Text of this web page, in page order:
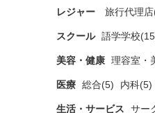
レジャー 旅行代理
スクール 語学学校
美容・健康 理容室・
医療 総合(5) 内科(5)
生活・サービス サー